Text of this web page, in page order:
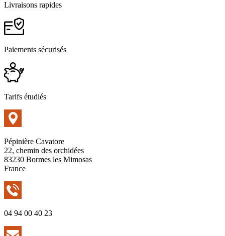
Livraisons rapides
Paiements sécurisés
Tarifs étudiés
Pépinière Cavatore
22, chemin des orchidées
83230 Bormes les Mimosas
France
04 94 00 40 23